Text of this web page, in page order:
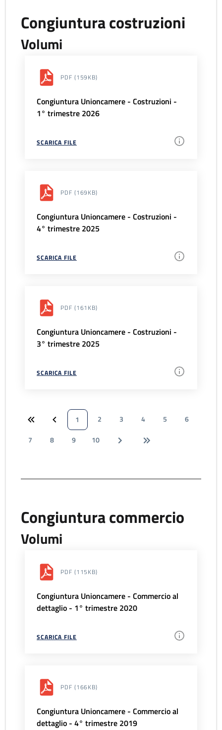
Congiuntura costruzioni
Volumi
PDF (159KB)
Congiuntura Unioncamere - Costruzioni -
1° trimestre 2026
SCARICA FILE
PDF (169KB)
Congiuntura Unioncamere - Costruzioni -
4° trimestre 2025
SCARICA FILE
PDF (161KB)
Congiuntura Unioncamere - Costruzioni -
3° trimestre 2025
SCARICA FILE
1 2 3 4 5
6
7
8 9 10
Congiuntura commercio
Volumi
PDF (115KB)
Congiuntura Unioncamere - Commercio al
dettaglio - 1° trimestre 2020
SCARICA FILE
PDF (166KB)
Congiuntura Unioncamere - Commercio al
dettaglio - 4° trimestre 2019